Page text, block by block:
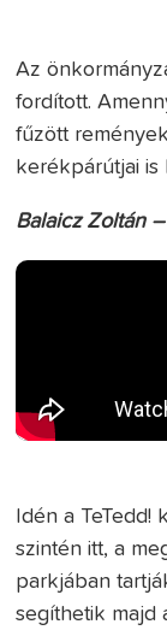
Az
fordított.
fűzött
kerékpárútjai
Balaicz Zoltán
Idén a
szintén itt, a
parkjában
segíthetik majd